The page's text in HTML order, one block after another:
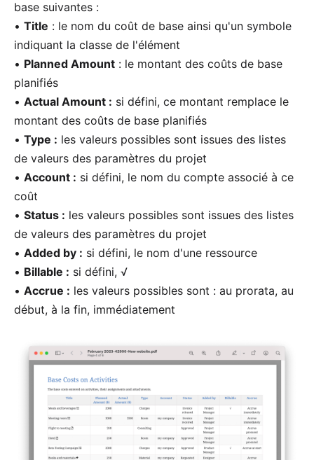
base suivantes :
• Title : le nom du coût de base ainsi qu'un symbole
indiquant la classe de l'élément
• Planned Amount : le montant des coûts de base
planifiés
• Actual Amount : si défini, ce montant remplace le
montant des coûts de base planifiés
• Type : les valeurs possibles sont issues des listes
de valeurs des paramètres du projet
• Account : si défini, le nom du compte associé à ce
coût
• Status : les valeurs possibles sont issues des listes
de valeurs des paramètres du projet
• Added by : si défini, le nom d'une ressource
• Billable : si défini, √
• Accrue : les valeurs possibles sont : au prorata, au
début, à la fin, immédiatement